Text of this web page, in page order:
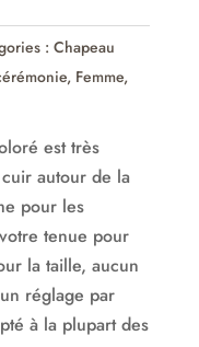
: Chapeau
, Femme,
est très
autour de la
pour les
tenue pour
la taille, aucun
réglage par
à la plupart des